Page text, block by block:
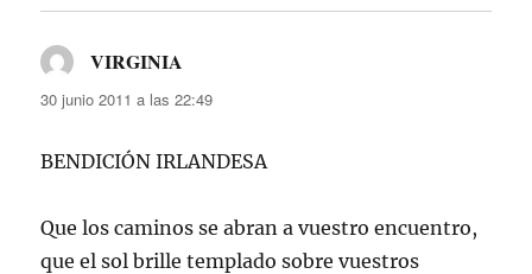
VIRGINIA
30 junio 2011 a las 22:49
BENDICIÓN IRLANDESA
Que los caminos se abran a vuestro encuentro,
que el sol brille templado sobre vuestros